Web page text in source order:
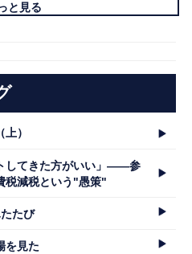
と見る
）
してきた方がいい」――参
税減税という"愚策"
たび
を見た